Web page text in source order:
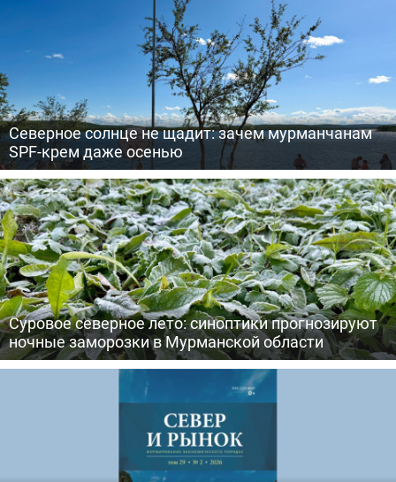
Северное солнце не щадит: зачем мурманчанам
SPF-крем даже осенью
Суровое северное лето: синоптики прогнозируют
ночные заморозки в Мурманской области